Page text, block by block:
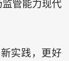
管能力现代
实践，更好